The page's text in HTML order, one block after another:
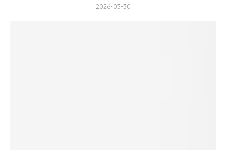
2026-03-30